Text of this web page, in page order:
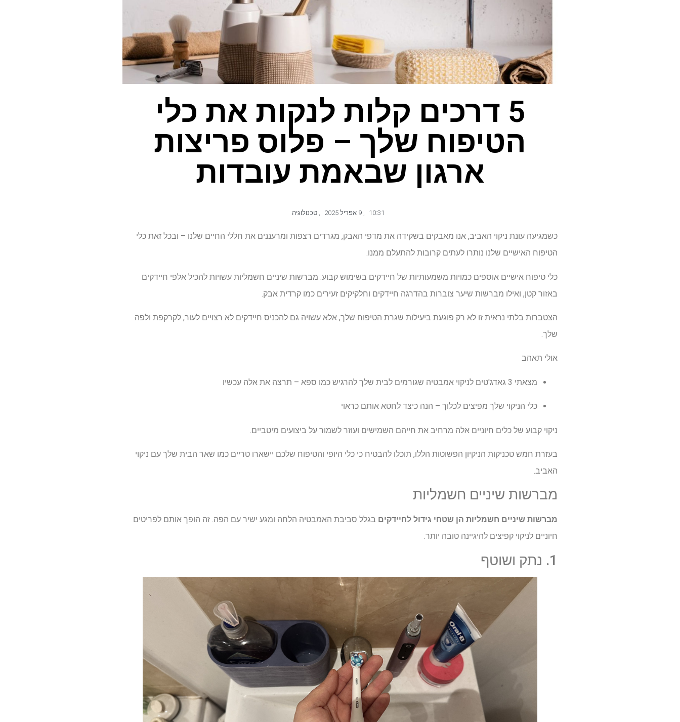
5 דרכים קלות לנקות את כלי
הטיפוח שלך – פלוס פריצות
ארגון שבאמת עובדות
10:31
, 9 אפריל 2025 , טכנולוגיה
כשמגיעה עונת ניקוי האביב, אנו מאבקים בשקידה את מדפי האבק, מגרדים רצפות ומרעננים את חללי החיים שלנו – ובכל זאת כלי
הטיפוח האישיים שלנו נותרו לעתים קרובות להתעלם ממנו.
כלי טיפוח אישיים אוספים כמויות משמעותיות של חיידקים בשימוש קבוע. מברשות שיניים חשמליות עשויות להכיל אלפי חיידקים
באזור קטן, ואילו מברשות שיער צוברות בהדרגה חיידקים וחלקיקים זעירים כמו קרדית אבק.
הצטברות בלתי נראית זו לא רק פוגעת ביעילות שגרת הטיפוח שלך, אלא עשויה גם להכניס חיידקים לא רצויים לעור, לקרקפת ולפה
שלך.
אולי תאהב
מצאתי 3 גאדג'טים לניקוי אמבטיה שגורמים לבית שלך להרגיש כמו ספא – תרצה את אלה עכשיו
כלי הניקוי שלך מפיצים לכלוך – הנה כיצד לחטא אותם כראוי
ניקוי קבוע של כלים חיוניים אלה מרחיב את חייהם השמישים ועוזר לשמור על ביצועים מיטביים.
בעזרת חמש טכניקות הניקיון הפשוטות הללו, תוכלו להבטיח כי כלי היופי והטיפוח שלכם יישארו טריים כמו שאר הבית שלך עם ניקוי
האביב.
מברשות שיניים חשמליות
מברשות שיניים חשמליות הן שטחי גידול לחיידקים בגלל סביבת האמבטיה הלחה ומגע ישיר עם הפה. זה הופך אותם לפריטים
חיוניים לניקוי קפיצים להיגיינה טובה יותר.
1. נתק ושוטף